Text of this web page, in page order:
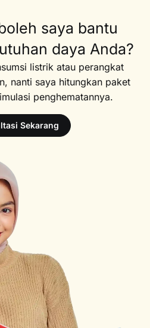
saya bantu
daya Anda?
listrik atau perangkat
nanti saya hitungkan paket
penghematannya.
Sekarang